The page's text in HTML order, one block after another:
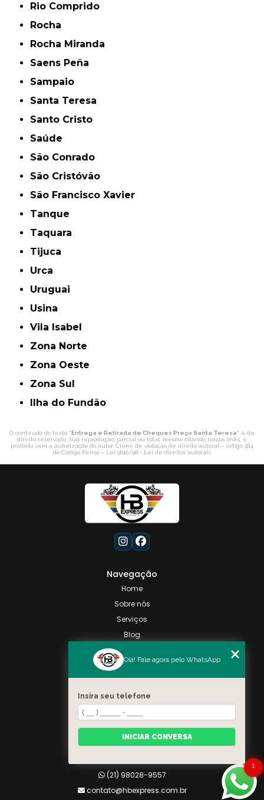
Rio Comprido
Rocha
Rocha Miranda
Saens Peña
Sampaio
Santa Teresa
Santo Cristo
Saúde
São Conrado
São Cristóvão
São Francisco Xavier
Tanque
Taquara
Tijuca
Urca
Uruguai
Usina
Vila Isabel
Zona Norte
Zona Oeste
Zona Sul
ilha do Fundão
O conteúdo do texto "Entrega e Retirada de Cheques Preço Santa Teresa" é de
direito reservado. Sua reprodução, parcial ou total, mesmo citando nossos links, é
proibida sem a autorização do autor. Crime de violação de direito autoral – artigo 184
do Código Penal – Lei 9610/98 - Lei de direitos autorais.
Navegação
Home
Sobre nós
Serviços
Blog
Categorias
Mapa do site
Contato
Taquara, Rio de Janeiro
(21) 98028-9557
(21) 98028-9557
contato@hbexpress.com.br
1
Olá! Fale agora pelo WhatsApp
Insira seu telefone
INICIAR CONVERSA